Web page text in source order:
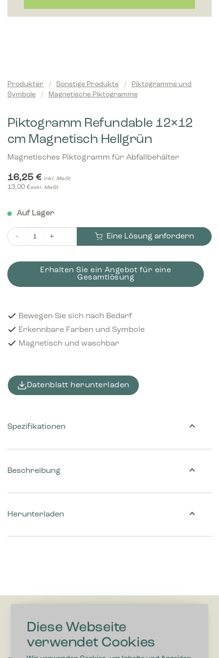
Diese Webseite
verwendet Cookies
Produkter / Sonstige Produkte /
Piktogramme und
Symbole
/ Magnetische Piktogramme
Piktogramm Refundable 12×12
cm Magnetisch Hellgrün
Magnetisches Piktogramm für Abfallbehälter
16,25 € inkl. MwSt
13,00 €exkl. MwSt
Auf Lager
Piktogramm Refundable 12x12 cm Magnetisch Hellgrün Menge
Eine Lösung anfordern
Erhalten Sie ein Angebot für eine
Gesamtlösung
Bewegen Sie sich nach Bedarf
Erkennbare Farben und Symbole
Magnetisch und waschbar
Datenblatt herunterladen
Beschreibung
Herunterladen
Spezifikationen